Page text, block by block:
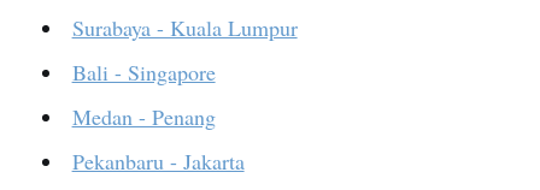
Surabaya - Kuala Lumpur
Bali - Singapore
Medan - Penang
Pekanbaru - Jakarta